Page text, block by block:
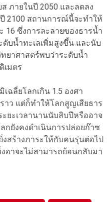
ภายในปี 2050 และลดลง
ปี 2100 สถานการณ์นี้จะทำให้
16 ซึ่งการละลายของธารน้ำ
บน้ำทะเลเพิ่มสูงขึ้น และนับ
ยาศาสตร์พบว่าระดับน้ำ
เมตร
ฉลี่ยโลกเกิน 1.5 องศา
าว แต่ก็ทำให้โลกสูญเสียธาร
ยะเวลานานนับสิบปีหรืออาจ
ยังคงดำเนินการปล่อยก๊าซ
งสร้างภาระให้กับคนรุ่นต่อไป
อาจะไม่สามารถย้อนกลับมา